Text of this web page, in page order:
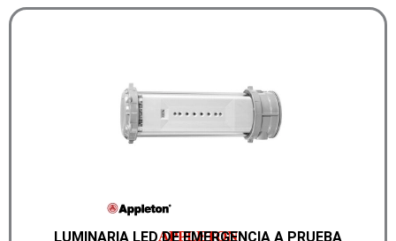
APPLETON
LUMINARIA LED DE EMERGENCIA A PRUEBA